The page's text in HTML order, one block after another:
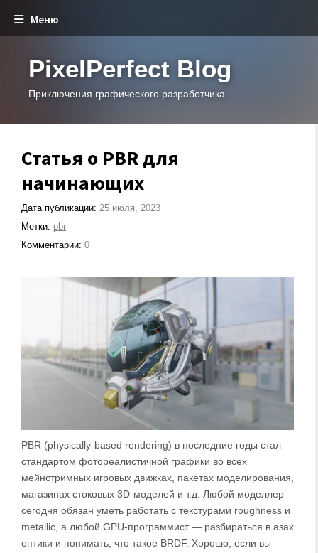
Меню
PixelPerfect Blog
Приключения графического разработчика
Статья о PBR для
начинающих
Дата публикации: 25 июля, 2023
Метки: pbr
Комментарии: 0
PBR (physically-based rendering) в последние годы стал
стандартом фотореалистичной графики во всех
мейнстримных игровых движках, пакетах моделирования,
магазинах стоковых 3D-моделей и т.д. Любой моделлер
сегодня обязан уметь работать с текстурами roughness и
metallic, а любой GPU-программист — разбираться в азах
оптики и понимать, что такое BRDF. Хорошо, если вы